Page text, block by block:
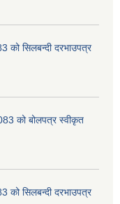
सिलबन्दी दरभाउपत्र
को बोलपत्र स्वीकृत
सिलबन्दी दरभाउपत्र